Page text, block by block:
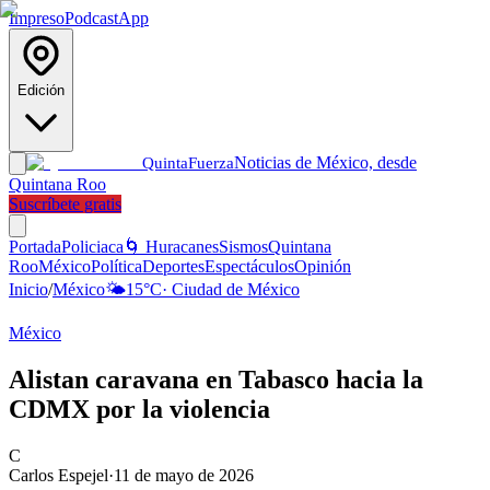
ImpresoPodcastApp
Edición
QuintaFuerzaNoticias de México, desde
Quintana Roo
Suscríbete gratis
PortadaPoliciaca 🌀 HuracanesSismosQuintana
RooMéxicoPolíticaDeportesEspectáculosOpinión
Inicio/México🌤️15°C· Ciudad de México
México
Alistan caravana en Tabasco hacia la
CDMX por la violencia
C
Carlos Espejel·11 de mayo de 2026